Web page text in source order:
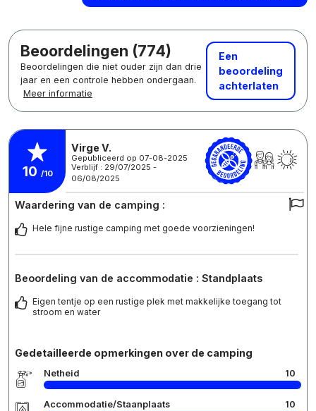
Beoordelingen (774)
Beoordelingen die niet ouder zijn dan drie
jaar en een controle hebben ondergaan.
Meer informatie
Een
beoordeling
achterlaten
10 /10
Virge V.
Gepubliceerd op 07-08-2025
Verblijf : 29/07/2025 -
06/08/2025
Waardering van de camping :
Hele fijne rustige camping met goede voorzieningen!
Beoordeling van de accommodatie : Standplaats
Eigen tentje op een rustige plek met makkelijke toegang tot
stroom en water
Gedetailleerde opmerkingen over de camping
Netheid 10
Accommodatie/Staanplaats 10